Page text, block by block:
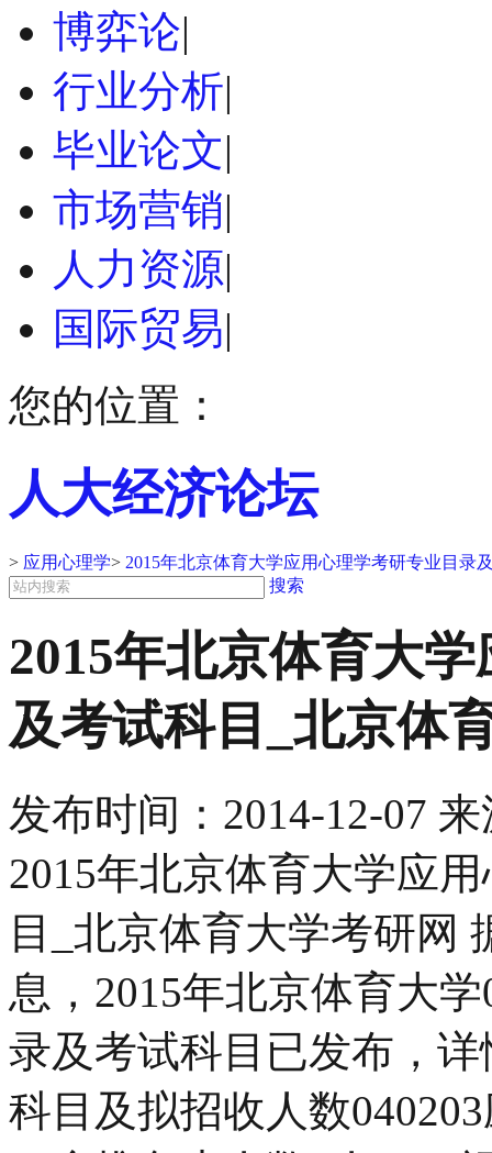
博弈论|
行业分析|
毕业论文|
市场营销|
人力资源|
国际贸易|
您的位置：
人大经济论坛
> 应用心理学> 2015年北京体育大学应用心理学考研专业目录
搜索
2015年北京体育大
及考试科目_北京体
发布时间： 2014-12-07 来
2015年北京体育大学应
目_北京体育大学考研网
息，2015年北京体育大
录及考试科目已发布，
科目及拟招收人数